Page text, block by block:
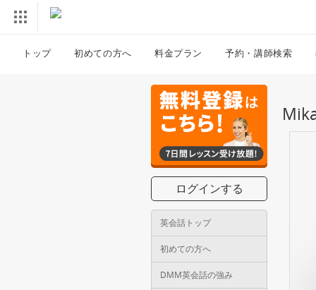
トップ 初めての方へ 料金プラン 予約・講師検索
ログインする
英会話トップ
初めての方へ
DMM英会話の強み